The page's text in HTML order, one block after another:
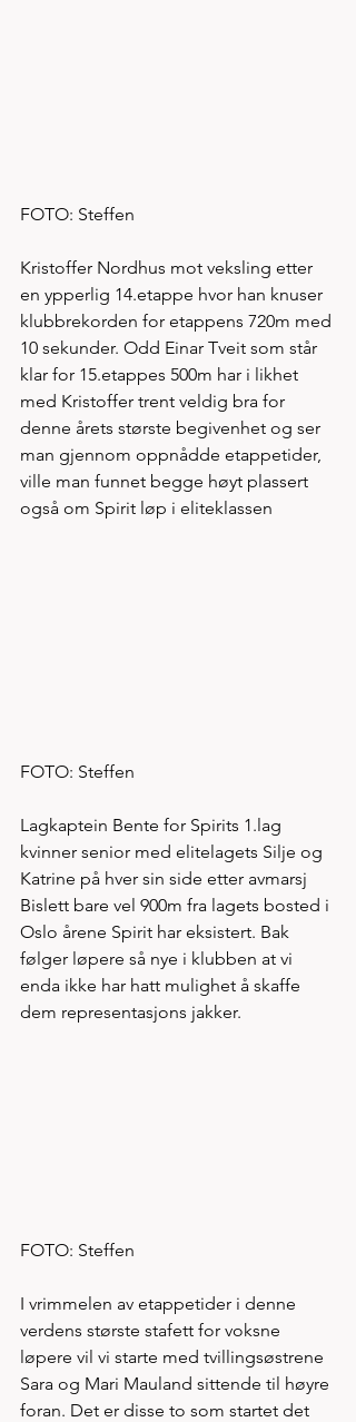
FOTO: Steffen
Kristoffer Nordhus mot veksling etter
en ypperlig 14.etappe hvor han knuser
klubbrekorden for etappens 720m med
10 sekunder. Odd Einar Tveit som står
klar for 15.etappes 500m har i likhet
med Kristoffer trent veldig bra for
denne årets største begivenhet og ser
man gjennom oppnådde etappetider,
ville man funnet begge høyt plassert
også om Spirit løp i eliteklassen
FOTO: Steffen
Lagkaptein Bente for Spirits 1.lag
kvinner senior med elitelagets Silje og
Katrine på hver sin side etter avmarsj
Bislett bare vel 900m fra lagets bosted i
Oslo årene Spirit har eksistert. Bak
følger løpere så nye i klubben at vi
enda ikke har hatt mulighet å skaffe
dem representasjons jakker.
FOTO: Steffen
I vrimmelen av etappetider i denne
verdens største stafett for voksne
løpere vil vi starte med tvillingsøstrene
Sara og Mari Mauland sittende til høyre
foran. Det er disse to som startet det